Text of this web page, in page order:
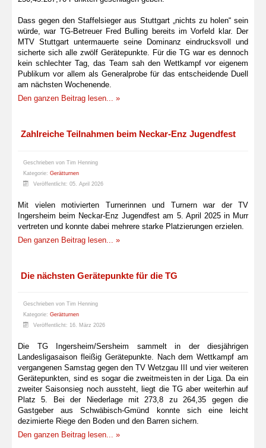
Dass gegen den Staffelsieger aus Stuttgart „nichts zu holen“ sein
würde, war TG-Betreuer Fred Bulling bereits im Vorfeld klar. Der
MTV Stuttgart untermauerte seine Dominanz eindrucksvoll und
sicherte sich alle zwölf Gerätepunkte. Für die TG war es dennoch
kein schlechter Tag, das Team sah den Wettkampf vor eigenem
Publikum vor allem als Generalprobe für das entscheidende Duell
am nächsten Wochenende.
Den ganzen Beitrag lesen... »
Zahlreiche Teilnahmen beim Neckar-Enz Jugendfest
Geschrieben von Tim Henning
Kategorie: Gerätturnen
Veröffentlicht: 05. April 2026
Mit vielen motivierten Turnerinnen und Turnern war der TV
Ingersheim beim Neckar-Enz Jugendfest am 5. April 2025 in Murr
vertreten und konnte dabei mehrere starke Platzierungen erzielen.
Den ganzen Beitrag lesen... »
Die nächsten Gerätepunkte für die TG
Geschrieben von Tim Henning
Kategorie: Gerätturnen
Veröffentlicht: 16. März 2026
Die TG Ingersheim/Sersheim sammelt in der diesjährigen
Landesligasaison fleißig Gerätepunkte. Nach dem Wettkampf am
vergangenen Samstag gegen den TV Wetzgau III und vier weiteren
Gerätepunkten, sind es sogar die zweitmeisten in der Liga. Da ein
zweiter Saisonsieg noch aussteht, liegt die TG aber weiterhin auf
Platz 5. Bei der Niederlage mit 273,8 zu 264,35 gegen die
Gastgeber aus Schwäbisch-Gmünd konnte sich eine leicht
dezimierte Riege den Boden und den Barren sichern.
Den ganzen Beitrag lesen... »